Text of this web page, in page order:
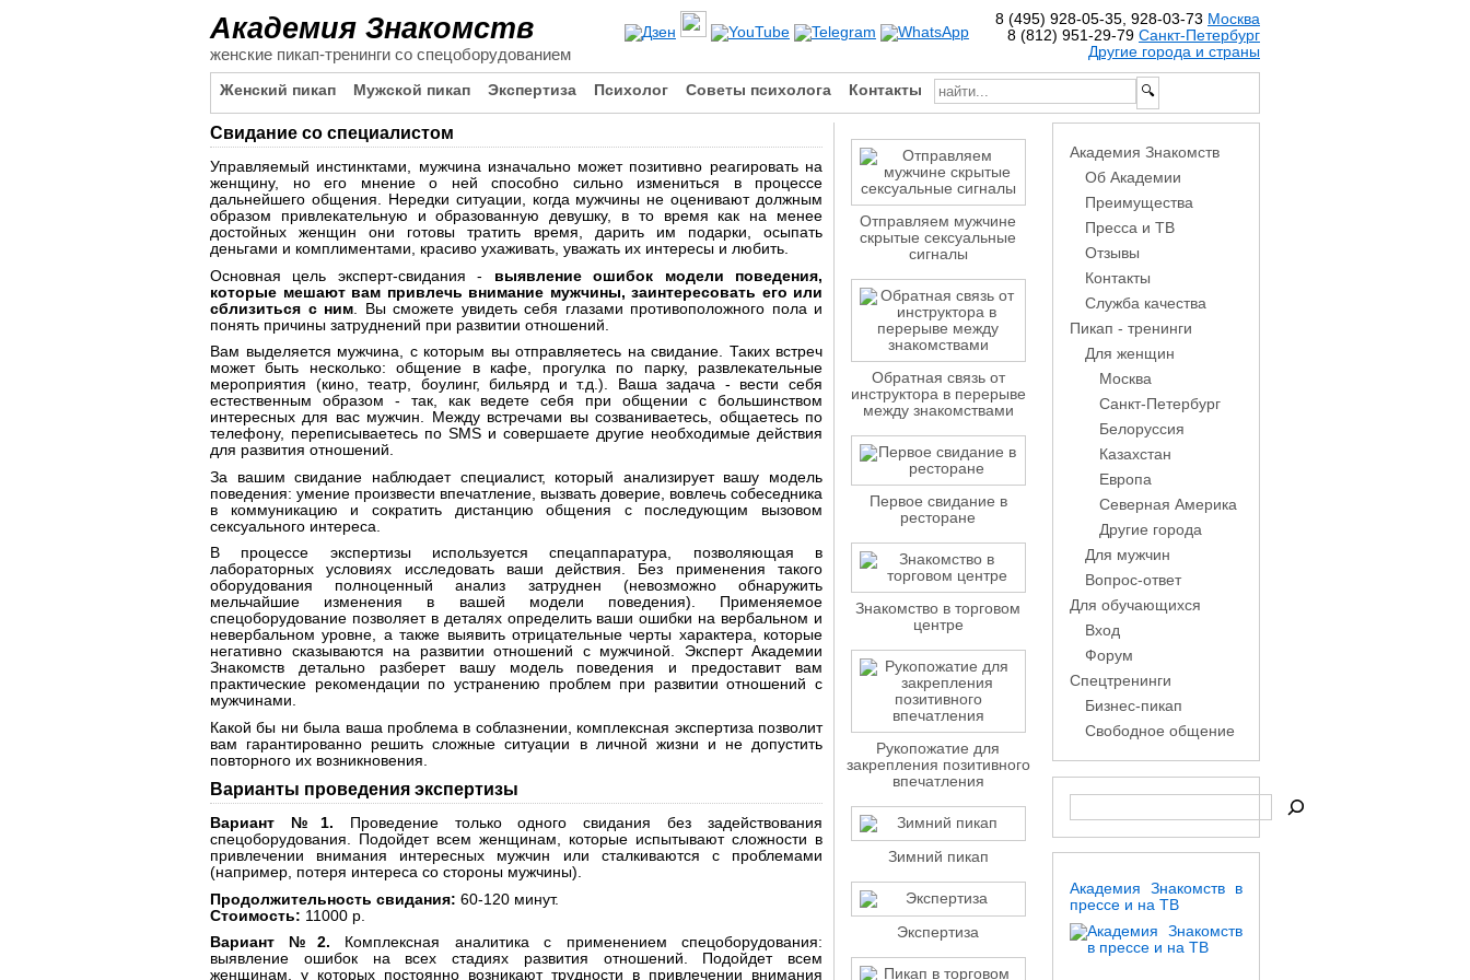
Академия Знакомств
женские пикап-тренинги со спецоборудованием
8 (495) 928-05-35, 928-03-73 Москва
8 (812) 951-29-79 Санкт-Петербург
Другие города и страны
Женский пикап Мужской пикап Экспертиза Психолог Советы психолога Контакты
Свидание со специалистом
Управляемый инстинктами, мужчина изначально может позитивно реагировать на
женщину, но его мнение о ней способно сильно измениться в процессе
дальнейшего общения. Нередки ситуации, когда мужчины не оценивают должным
образом привлекательную и образованную девушку, в то время как на менее
достойных женщин они готовы тратить время, дарить им подарки, осыпать
деньгами и комплиментами, красиво ухаживать, уважать их интересы и любить.
Основная цель эксперт-свидания - выявление ошибок модели поведения,
которые мешают вам привлечь внимание мужчины, заинтересовать его или
сблизиться с ним . Вы сможете увидеть себя глазами противоположного пола и
понять причины затруднений при развитии отношений.
Вам выделяется мужчина, с которым вы отправляетесь на свидание. Таких встреч
может быть несколько: общение в кафе, прогулка по парку, развлекательные
мероприятия (кино, театр, боулинг, бильярд и т.д.). Ваша задача - вести себя
естественным образом - так, как ведете себя при общении с большинством
интересных для вас мужчин. Между встречами вы созваниваетесь, общаетесь по
телефону, переписываетесь по SMS и совершаете другие необходимые действия
для развития отношений.
За вашим свидание наблюдает специалист, который анализирует вашу модель
поведения: умение произвести впечатление, вызвать доверие, вовлечь собеседника
в коммуникацию и сократить дистанцию общения с последующим вызовом
сексуального интереса.
В процессе экспертизы используется спецаппаратура, позволяющая в
лабораторных условиях исследовать ваши действия. Без применения такого
оборудования полноценный анализ затруднен (невозможно обнаружить
мельчайшие изменения в вашей модели поведения). Применяемое
спецоборудование позволяет в деталях определить ваши ошибки на вербальном и
невербальном уровне, а также выявить отрицательные черты характера, которые
негативно сказываются на развитии отношений с мужчиной. Эксперт Академии
Знакомств детально разберет вашу модель поведения и предоставит вам
практические рекомендации по устранению проблем при развитии отношений с
мужчинами.
Какой бы ни была ваша проблема в соблазнении, комплексная экспертиза позволит
вам гарантированно решить сложные ситуации в личной жизни и не допустить
повторного их возникновения.
Варианты проведения экспертизы
Вариант №1. Проведение только одного свидания без задействования
спецоборудования. Подойдет всем женщинам, которые испытывают сложности в
привлечении внимания интересных мужчин или сталкиваются с проблемами
(например, потеря интереса со стороны мужчины).
Продолжительность свидания: 60-120 минут.
Стоимость: 11000 р.
Вариант №2. Комплексная аналитика с применением спецоборудования:
выявление ошибок на всех стадиях развития отношений. Подойдет всем
женщинам, у которых постоянно возникают трудности в привлечении внимания
Отправляем мужчине
скрытые сексуальные
сигналы
Обратная связь от
инструктора в перерыве
между знакомствами
Первое свидание в
ресторане
Знакомство в торговом
центре
Рукопожатие для
закрепления позитивного
впечатления
Зимний пикап
Экспертиза
Академия Знакомств
Об Академии
Преимущества
Пресса и ТВ
Отзывы
Контакты
Служба качества
Пикап - тренинги
Для женщин
Москва
Санкт-Петербург
Белоруссия
Казахстан
Европа
Северная Америка
Другие города
Для мужчин
Вопрос-ответ
Для обучающихся
Вход
Форум
Спецтренинги
Бизнес-пикап
Свободное общение
Академия Знакомств в
прессе и на ТВ